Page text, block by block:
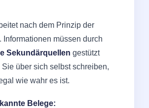
nach dem Prinzip der
. Informationen müssen durch
Sekundärquellen gestützt
Sie über sich selbst schreiben,
wie wahr es ist.
Belege: